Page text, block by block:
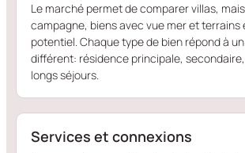
Le marché permet de comparer villas,
campagne, biens avec vue mer et terrains
potentiel. Chaque type de bien répond à
différent: résidence principale,
longs séjours.
Services et connexions